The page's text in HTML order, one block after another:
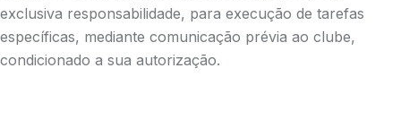
exclusiva responsabilidade, para execução de tarefas
específicas, mediante comunicação prévia ao clube,
condicionado a sua autorização.